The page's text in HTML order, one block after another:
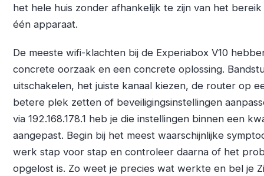
het hele huis zonder afhankelijk te zijn van het bereik
één apparaat.
De meeste wifi-klachten bij de Experiabox V10
concrete oorzaak en een concrete oplossing.
uitschakelen, het juiste kanaal kiezen, de router op
betere plek zetten of beveiligingsinstellingen
via 192.168.178.1 heb je die instellingen binnen een
aangepast. Begin bij het meest waarschijnlijke
werk stap voor stap en controleer daarna of het
opgelost is. Zo weet je precies wat werkte en bel je